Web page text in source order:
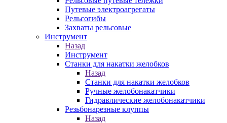
Путевые электроагрегаты
Рельсогибы
Захваты рельсовые
Инструмент
Назад
Инструмент
Станки для накатки желобков
Назад
Станки для накатки желобков
Ручные желобонакатчики
Гидравлические желобонакатчики
Резьбонарезные клуппы
Назад